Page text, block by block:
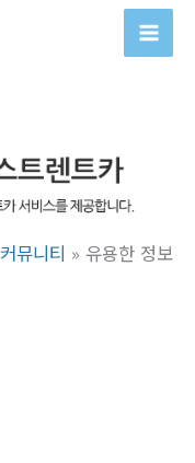
Main
커뮤니티 유용한 정보